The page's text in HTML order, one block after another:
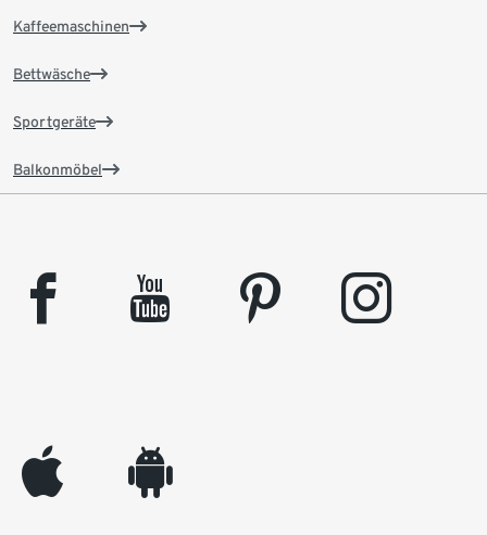
Kaffeemaschinen
Bettwäsche
Sportgeräte
Balkonmöbel
facebook youtube pinterest instagram
appleinc android